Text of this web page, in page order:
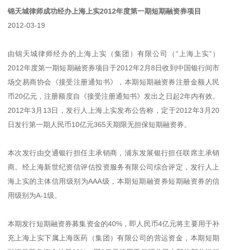
锦天城律师成功经办上海上实2012年度第一期短期融资券项目
2012-03-19
由锦天城律师经办的上海上实（集团）有限公司（“上海上实”）
2012年度第一期短期融资券项目于2012年2月8日收到中国银行间市
场交易商协会《接受注册通知书》，本期短期融资券注册金额人民
币20亿元，注册额度自《接受注册通知书》发出之日起2年内有效。
2012年3月13日，发行人上海上实发布公告称，定于2012年3月20
日发行第一期人民币10亿元365天期限无担保短期融资券。
本次发行由交通银行担任主承销商，浦东发展银行担任联席主承销
商。经上海新世纪资信评估投资服务有限公司综合评定，发行人上
海上实的主体信用级别为AAA级，本期短期融资券短期融资券的信
用级别为A-1级。
本期发行短期融资券募集资金的40%，即人民币4亿元将主要用于补
充上海上实下属上海医药（集团）有限公司的营运资金，本期短期